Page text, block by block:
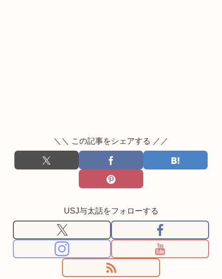
＼＼ この記事をシェアする ／／
USJ与太話をフォローする